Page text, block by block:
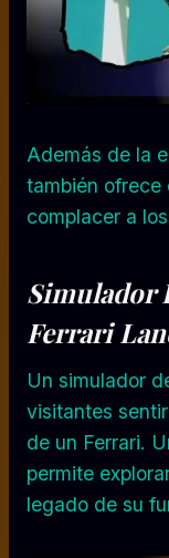
Además de la
también ofrece
complacer a
Simulador
Ferrari
Un simulador
visitantes
de un Ferrari.
permite
legado de su